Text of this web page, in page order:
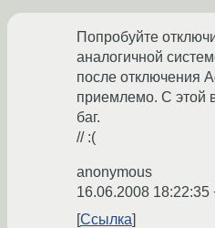
Попробуйте
аналогичной
после отключения
приемлемо. С этой
баг.
// :(
anonymous
16.06.2008 18:22:35
Ссылка